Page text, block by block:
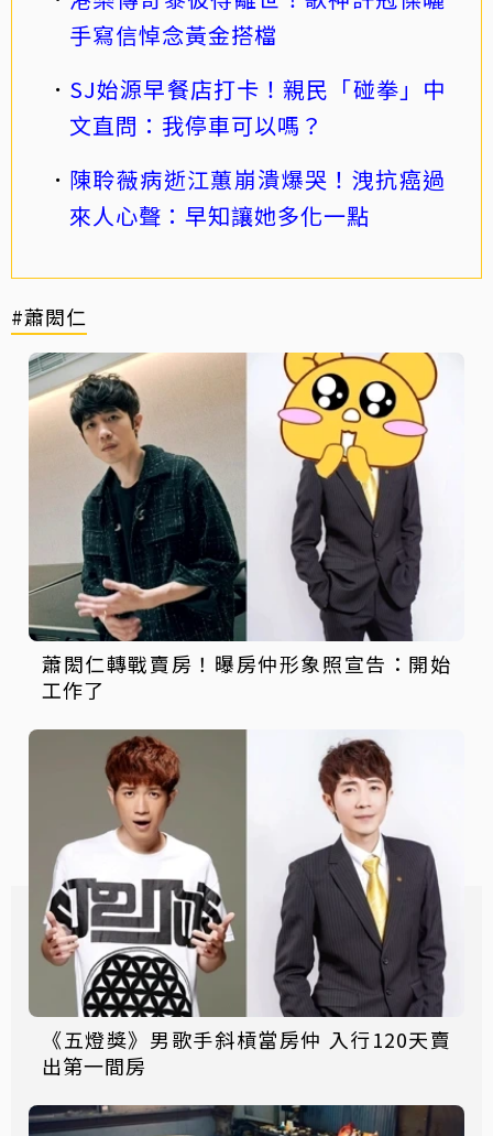
手寫信悼念黃金搭檔
SJ始源早餐店打卡！親民「碰拳」中
文直問：我停車可以嗎？
陳聆薇病逝江蕙崩潰爆哭！洩抗癌過
來人心聲：早知讓她多化一點
#蕭閎仁
蕭閎仁轉戰賣房！曝房仲形象照宣告：開始
工作了
《五燈獎》男歌手斜槓當房仲 入行120天賣
出第一間房